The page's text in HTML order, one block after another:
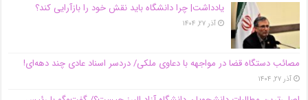
یادداشت| چرا دانشگاه باید نقش خود را بازآرایی کند؟
آذر ۲۷, ۱۴۰۴
مصائب دستگاه قضا در مواجهه با دعاوی ملکی/ دردسر اسناد عادی چند‌ دهه‌ای!
آذر ۲۷, ۱۴۰۴